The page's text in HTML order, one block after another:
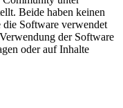
Beide haben keinen
Software verwendet
der Software
oder auf Inhalte